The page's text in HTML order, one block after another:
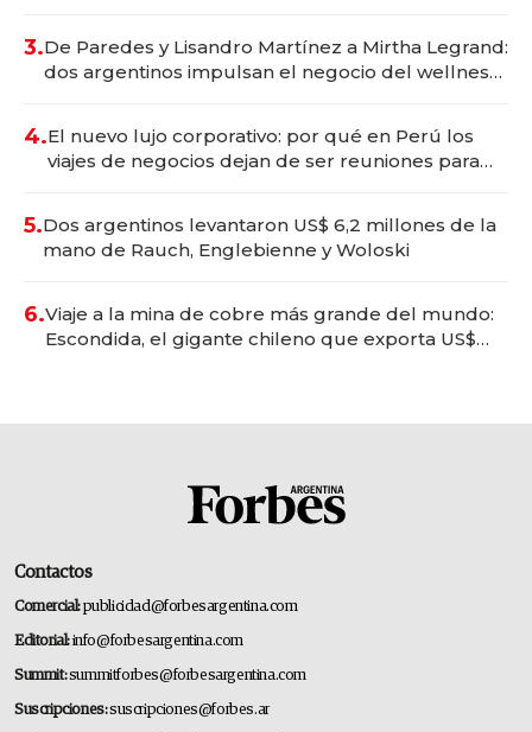
3.De Paredes y Lisandro Martínez a Mirtha Legrand:
dos argentinos impulsan el negocio del wellness
4.El nuevo lujo corporativo: por qué en Perú los
viajes de negocios dejan de ser reuniones para
5.Dos argentinos levantaron US$ 6,2 millones de la
mano de Rauch, Englebienne y Woloski
6.Viaje a la mina de cobre más grande del mundo:
Escondida, el gigante chileno que exporta US$
Contactos
Comercial:publicidad@forbesargentina.com
Editorial:info@forbesargentina.com
Summit:summitforbes@forbesargentina.com
Suscripciones:suscripciones@forbes.ar